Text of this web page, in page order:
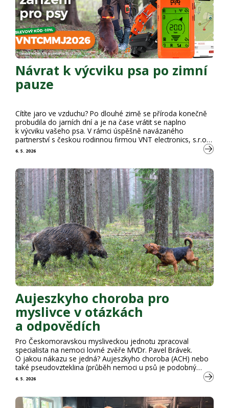
Návrat k výcviku psa po zimní
pauze
6. 5. 2026
Cítíte jaro ve vzduchu? Po dlouhé zimě se příroda konečně
probudila do jarních dní a je na čase vrátit se naplno
k výcviku vašeho psa. V rámci úspěšně navázaného
partnerství s českou rodinnou firmou VNT electronics, s.r.o.
Vám nabízíme 10% slevu na jedinečný a technologicky
…
Aujeszkyho choroba pro
myslivce v otázkách
a odpovědích
6. 5. 2026
Pro Českomoravskou mysliveckou jednotu zpracoval
specialista na nemoci lovné zvěře MVDr. Pavel Brávek.
O jakou nákazu se jedná? Aujeszkyho choroba (ACH) nebo
také pseudovzteklina (průběh nemoci u psů je podobný
vzteklině) je nebezpečná nákaza savců (nejčastěji šelem).
přenašečem nemoci. Virus …